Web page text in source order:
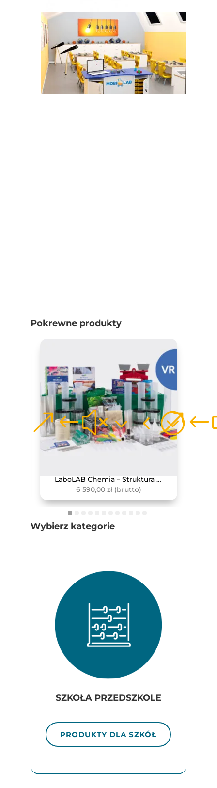
Pokrewne produkty
LaboLAB Chemia – Struktura i właściwości materiii
6 590,00 zł (brutto)
Wybierz kategorie
SZKOŁA PRZEDSZKOLE
PRODUKTY DLA SZKÓŁ